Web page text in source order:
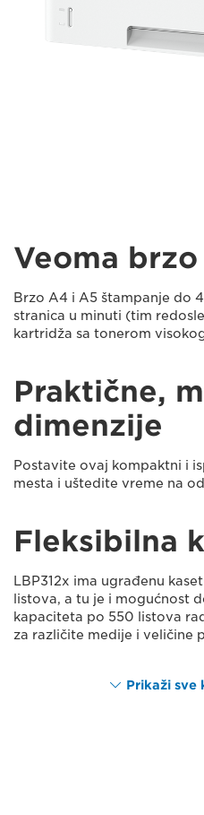
Veoma
Brzo A4 i A5 štampanje do
stranica u minuti (tim
kartridža sa tonerom
Praktične,
dimenzije
Postavite ovaj kompaktni i
mesta i uštedite vreme na
Fleksibilna
LBP312x ima ugrađenu
listova, a tu je i mogućnost
kapaciteta po 550 listova
za različite medije i veličine
Prikaži sve